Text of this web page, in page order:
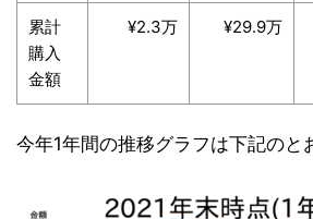
累計
購入
金額
¥2.3万 ¥29.9万
今年1年間の推移グラフは下記のと